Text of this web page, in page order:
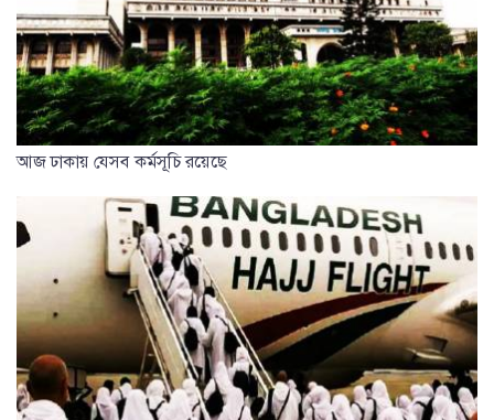
আজ ঢাকায় যেসব কর্মসূচি রয়েছে